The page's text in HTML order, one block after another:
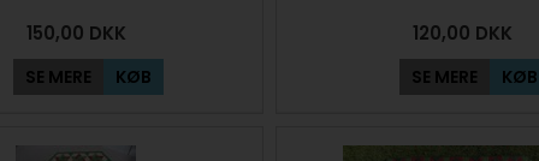
150,00 DKK
SE MERE KØB
120,00 DKK
SE MERE KØB